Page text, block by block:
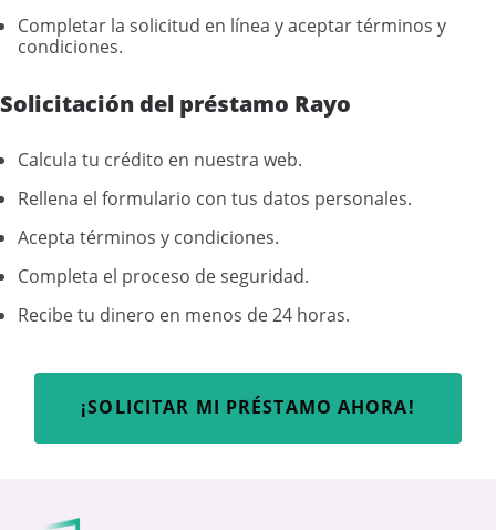
Completar la solicitud en línea y aceptar términos y
condiciones.
Solicitación del préstamo Rayo
Calcula tu crédito en nuestra web.
Rellena el formulario con tus datos personales.
Acepta términos y condiciones.
Completa el proceso de seguridad.
Recibe tu dinero en menos de 24 horas.
¡SOLICITAR MI PRÉSTAMO AHORA!